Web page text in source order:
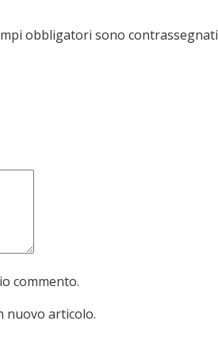
obbligatori sono contrassegnati
commento.
nuovo articolo.